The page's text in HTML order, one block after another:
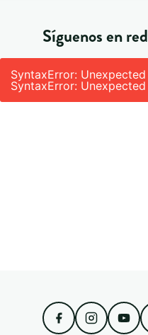
Síguenos en
SyntaxError:
SyntaxError: